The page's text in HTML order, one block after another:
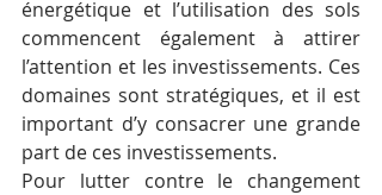
énergétique et l’utilisation des sols
commencent également à attirer
l’attention et les investissements. Ces
domaines sont stratégiques, et il est
important d’y consacrer une grande
part de ces investissements.
Pour lutter contre le changement